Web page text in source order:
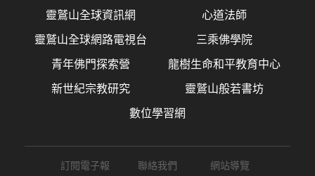
靈鷲山全球資訊網 心道法師
靈鷲山全球網路電視台 三乘佛學院
青年佛門探索營 龍樹生命和平教育中心
新世紀宗教研究 靈鷲山般若書坊
數位學習網
訂閱電子報 聯絡我們 網站導覽